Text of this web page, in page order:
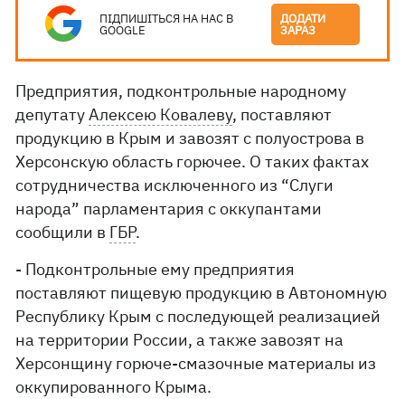
ПІДПИШІТЬСЯ НА НАС В
GOOGLE
ДОДАТИ
ЗАРАЗ
Предприятия, подконтрольные народному
депутатуАлексею Ковалеву, поставляют
продукцию в Крым и завозят с полуострова в
Херсонскую область горючее. О таких фактах
сотрудничества исключенного из “Слуги
народа” парламентария с оккупантами
сообщили в ГБР.
- Подконтрольные ему предприятия
поставляют пищевую продукцию в Автономную
Республику Крым с последующей реализацией
на территории России, а также завозят на
Херсонщину горюче-смазочные материалы из
оккупированного Крыма.